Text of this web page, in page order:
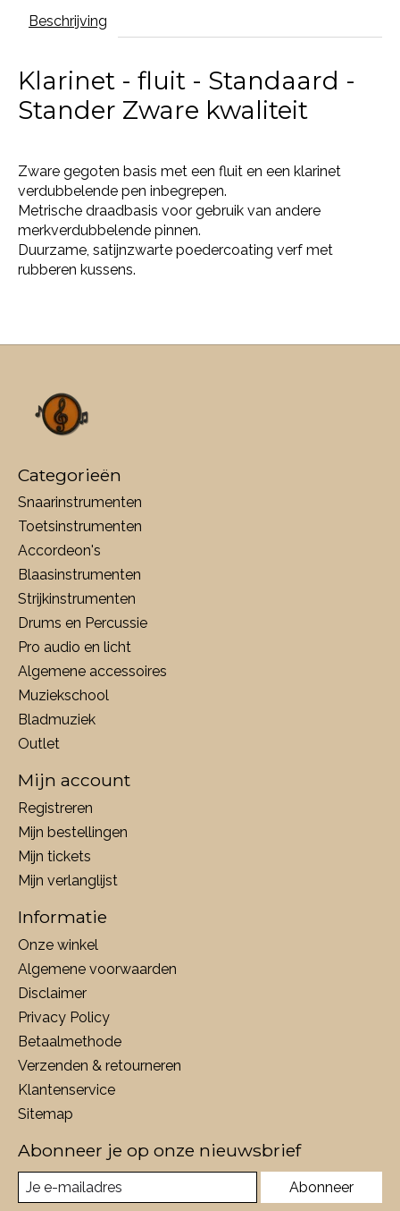
Beschrijving
Klarinet - fluit - Standaard -
Stander Zware kwaliteit
Zware gegoten basis met een fluit en een klarinet
verdubbelende pen inbegrepen.
Metrische draadbasis voor gebruik van andere
merkverdubbelende pinnen.
Duurzame, satijnzwarte poedercoating verf met
rubberen kussens.
Categorieën
Snaarinstrumenten
Toetsinstrumenten
Accordeon's
Blaasinstrumenten
Strijkinstrumenten
Drums en Percussie
Pro audio en licht
Algemene accessoires
Muziekschool
Bladmuziek
Outlet
Mijn account
Registreren
Mijn bestellingen
Mijn tickets
Mijn verlanglijst
Informatie
Onze winkel
Algemene voorwaarden
Disclaimer
Privacy Policy
Betaalmethode
Verzenden & retourneren
Klantenservice
Sitemap
Abonneer je op onze nieuwsbrief
Abonneer